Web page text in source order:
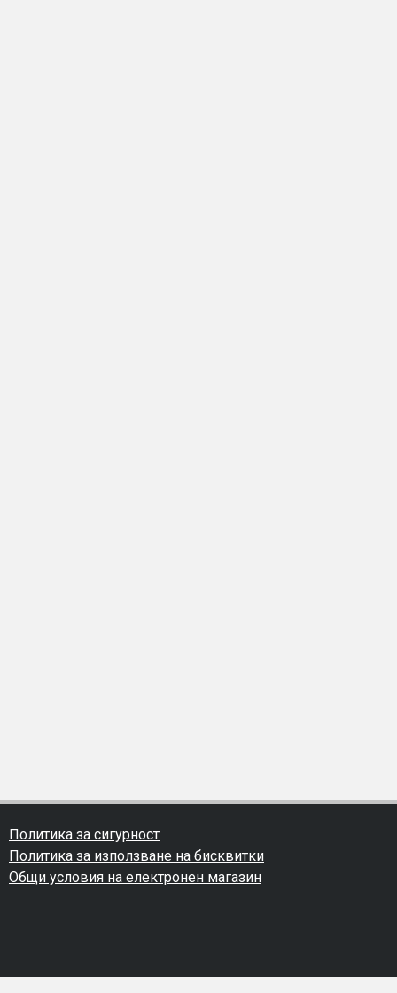
Политика за сигурност
Политика за използване на бисквитки
Общи условия на електронен магазин